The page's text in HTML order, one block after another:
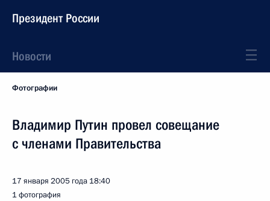
Президент России
Новости
Фотографии
Владимир Путин провел совещание
с членами Правительства
17 января 2005 года 18:40
1 фотография